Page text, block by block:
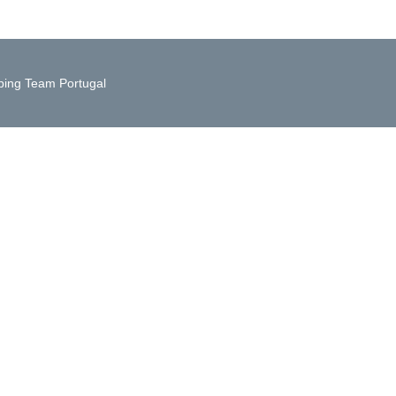
Team Portugal